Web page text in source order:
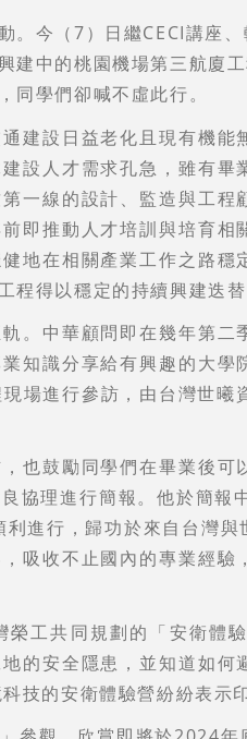
。今（7）日繼CECI講座
建中的桃園機場第三航廈
學們卻喊不虛此行。
建設日益老化且現有機
設人才需求孔急，雖有
一線的設計、監造與工
即推動人才培訓與培育
地在相關產業工作之路穩
得以穩定的持續興建迭替
。中華顧問即在幾年第
知識分享給有興趣的大
場進行參訪，由台灣世
也鼓勵同學們在畢業後
協理進行簡報。他於簡報
進行，歸功於來自台灣
吸收不止國內的專業經
工共同規劃的「安衛體
的安全隱患，並知道如
技的安衛體驗營紛紛表示